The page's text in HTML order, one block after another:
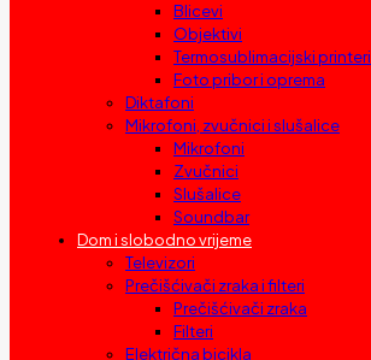
Blicevi
Objektivi
Termosublimacijski printeri
Foto pribor i oprema
Diktafoni
Mikrofoni, zvučnici i slušalice
Mikrofoni
Zvučnici
Slušalice
Soundbar
Dom i slobodno vrijeme
Televizori
Prečišćivači zraka i filteri
Prečišćivači zraka
Filteri
Električna bicikla